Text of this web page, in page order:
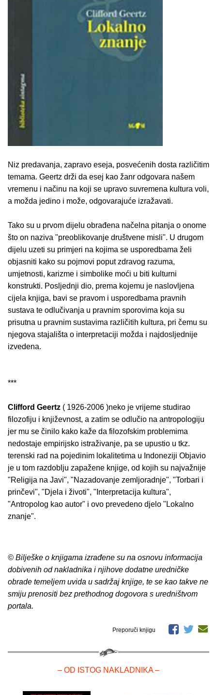
Niz predavanja, zapravo eseja, posvećenih dosta različitim
temama. Geertz drži da esej kao žanr odgovara našem
vremenu i načinu na koji se upravo suvremena kultura voli,
a možda jedino i može, odgovarajuće izražavati.
Tako su u prvom dijelu obrađena načelna pitanja o onome
što on naziva "preoblikovanje društvene misli". U drugom
dijelu uzeti su primjeri na kojima se usporedbama želi
objasniti kako su pojmovi poput zdravog razuma,
umjetnosti, karizme i simbolike moći u biti kulturni
konstrukti. Posljednji dio, prema kojemu je naslovljena
cijela knjiga, bavi se pravom i usporedbama pravnih
sustava te odlučivanja u pravnim sporovima koja su
prisutna u pravnim sustavima različitih kultura, pri čemu su
njegova stajališta o interpretaciji možda i najdosljednije
izvedena.
***
Clifford Geertz ( 1926-2006 )neko je vrijeme studirao
filozofiju i književnost, a zatim se odlučio na antropologiju
jer mu se činilo kako kaže da filozofskim problemima
nedostaje empirijsko istraživanje, pa se upustio u tkz.
terenski rad na pojedinim lokalitetima u Indoneziji Objavio
je u tom razdoblju zapažene knjige, od kojih su najvažnije
"Religija na Javi", "Nazadovanje zemljoradnje", "Torbari i
prinčevi", "Djela i životi", "Interpretacija kultura",
"Antropolog kao autor" i ovo prevedeno djelo "Lokalno
znanje".
© Bilješke o knjigama izrađene su na osnovu informacija
dobivenih od nakladnika i njihove dodatne uredničke
obrade temeljem uvida u sadržaj knjige, te se kao takve ne
smiju prenositi bez prethodnog dogovora s uredništvom
portala.
Preporuči knjigu
– OD ISTOG NAKLADNIKA –